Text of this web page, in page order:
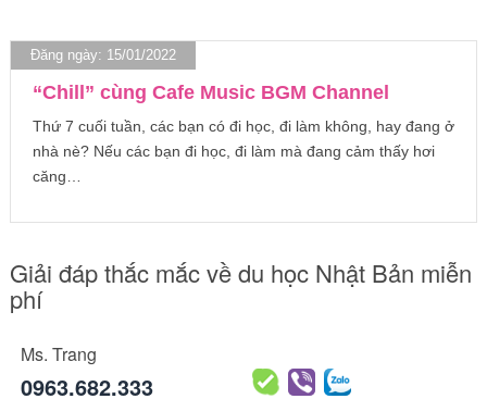
Đăng ngày: 15/01/2022
“Chill” cùng Cafe Music BGM Channel
Thứ 7 cuối tuần, các bạn có đi học, đi làm không, hay đang ở
nhà nè? Nếu các bạn đi học, đi làm mà đang cảm thấy hơi
căng…
Giải đáp thắc mắc về du học Nhật Bản miễn
phí
Ms. Trang
0963.682.333